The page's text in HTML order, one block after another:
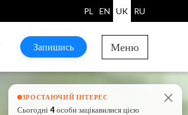
PL EN UK RU
Запишись Меню
ЗРОСТАЮЧИЙ ІНТЕРЕС
Сьогодні 4особи зацікавилися цією